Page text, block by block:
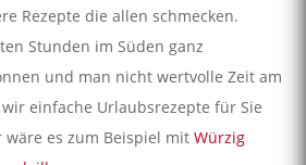
Rezepte die allen schmecken.
Stunden im Süden ganz
und man nicht wertvolle Zeit am
einfache Urlaubsrezepte für Sie
es zum Beispiel mit Würzig